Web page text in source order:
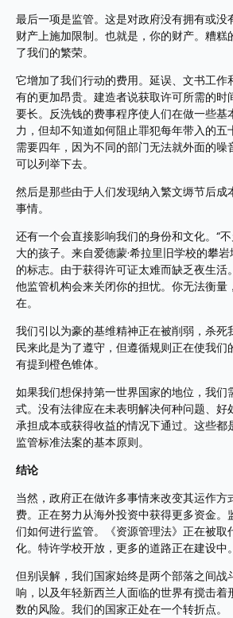
最后一项是监管。这是对政府没有拥有或没
财产上施加限制。也就是，你的财产。糟糕
了我们的繁荣。
它增加了我们行动的费用。延误、文书工作
有的更加昂贵。建造者说获取许可所需的时
要长。反洗钱的费事程序使人们在做一些基
力，但却不知道如何阻止罪犯每年带入的五
需要四年，因为不同的部门无法就外面的噪
可以列举下去。
然后是那些由于人们发现纳入繁文缛节后成
事情。
还有一个会直接影响我们的身份和文化。“
大的孩子。来自爱德蒙·希拉里旧学校的攀
的标志。由于获得许可证太难而缺乏夜生活
他监管机构会来关闭你的担忧。你无法衡量
在。
我们引以为豪的基维精神正在被削弱，杀死
民来此是为了遵守，但遵循规则正在使我们
有提到橙色锥体。
如果我们想保持第一世界国家的地位，我们
式。没有法律应在未表明解决何种问题、好
承担成本或获得收益的情况下通过。这些都
监管标准法案的基本原则。
结论
当然，政府正在做许多事情来改变其运作方
费。正在努力从海外投资中获得更多资金。
们如何进行监管。《资源管理法》正在被取
化。特许学校开放，更多的道路正在建设中
但别误解，我们国家始终是两个部落之间战
响，以及年轻新西兰人面临的世界有搅击着
数的风险。我们的国家正处在一个转折点。